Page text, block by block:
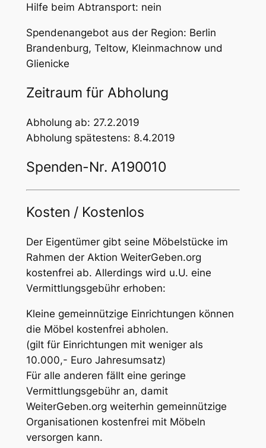
Hilfe beim Abtransport: nein
Spendenangebot aus der Region: Berlin
Brandenburg, Teltow, Kleinmachnow und
Glienicke
Zeitraum für Abholung
Abholung ab: 27.2.2019
Abholung spätestens: 8.4.2019
Spenden-Nr. A190010
Kosten / Kostenlos
Der Eigentümer gibt seine Möbelstücke im
Rahmen der Aktion WeiterGeben.org
kostenfrei ab. Allerdings wird u.U. eine
Vermittlungsgebühr erhoben:
Kleine gemeinnützige Einrichtungen können
die Möbel kostenfrei abholen.
(gilt für Einrichtungen mit weniger als
10.000,- Euro Jahresumsatz)
Für alle anderen fällt eine geringe
Vermittlungsgebühr an, damit
WeiterGeben.org weiterhin gemeinnützige
Organisationen kostenfrei mit Möbeln
versorgen kann.